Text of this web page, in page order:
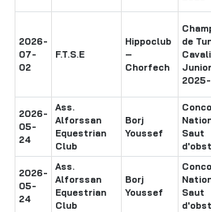
2026-
07-
02
F.T.S.E
Hippoclub
–
Chorfech
de
2026-
05-
24
Ass.
Alforssan
Equestrian
Club
Borj
Youssef
Saut
2026-
05-
24
Ass.
Alforssan
Equestrian
Club
Borj
Youssef
Saut